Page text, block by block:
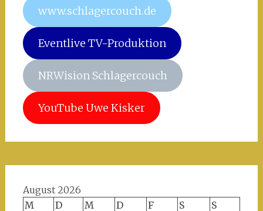
www.schlagercouch.de
Eventlive TV-Produktion
NRWision Schlagercouch
YouTube Uwe Kisker
August 2026
M
D M D F S S